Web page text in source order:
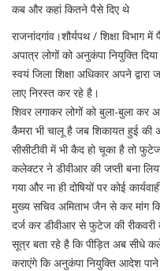
कब और कहां कितने पैसे दिए थे
राजनांदगांव।शौर्यपथ / शिक्षा
अपात्र लोगों को अनुकंपा नियुक्ति
स्वयं जिला शिक्षा अधिकार अपने
लाए निरस्त कर रहे है।
शिवर लगाकर लोगों को बुला-बुला कर
कैमरा भी चालू है जब शिकायत हुई
सीसीटीवी में भी कैद हो चूका है तो
कलेक्टर ने डीवीआर की जप्ती बना
गया और ना ही दोषियों पर कोई
मुख्य सचिव अमिताभ जैन से कर मांग
दर्ज कर डीवीआर से फुटेज की रीकवरी
सूत्र बता रहे है कि पीड़ित अब सीधे
कराएंगे कि अनुकंपा नियुक्ति आदेश पाने